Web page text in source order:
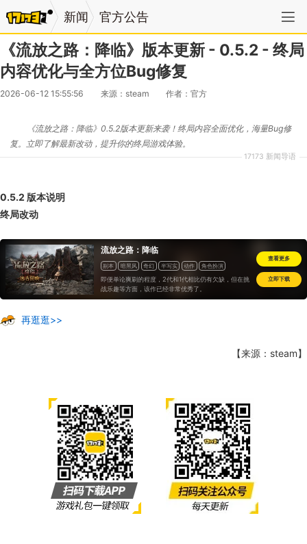
新闻 官方公告
《流放之路：降临》版本更新 - 0.5.2 - 终局
内容优化与全方位Bug修复
2026-06-12 15:55:56 来源：steam 作者：官方
17173 新闻导语
《流放之路：降临》0.5.2版本更新来袭！终局内容全面优化，海量Bug修
复。立即了解最新改动，提升你的终局游戏体验。
0.5.2 版本说明
终局改动
流放之路：降临
副本 暗黑风 奇幻 半写实 动作
角色扮演
次世代游戏
怀旧
即便单论爽刷的程度，2代和1代相比仍有欠缺，但在挑
战乐趣等方面，该作已经非常优秀了。
查看更多
立即下载
再逛逛>>
【来源：steam】